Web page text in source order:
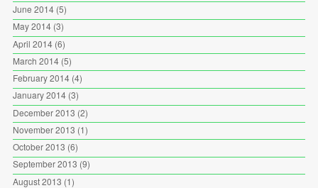
June 2014(5)
May 2014(3)
April 2014(6)
March 2014(5)
February 2014(4)
January 2014(3)
December 2013 (2)
November 2013 (1)
October 2013 (6)
September 2013 (9)
August 2013 (1)